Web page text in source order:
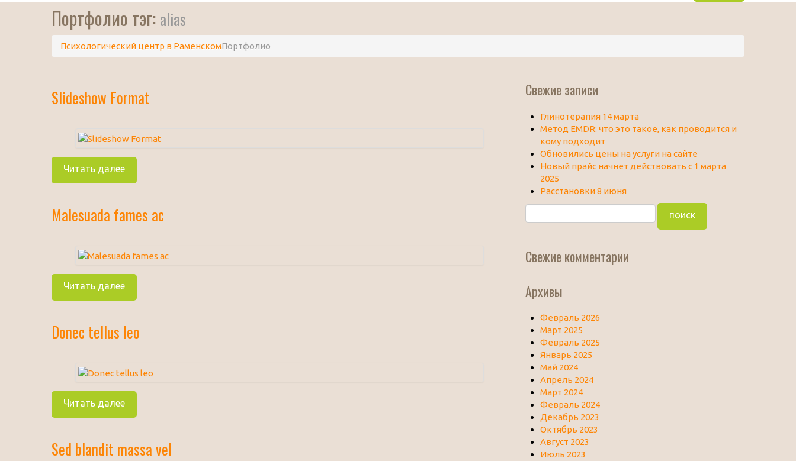
Портфолио тэг: alias
Психологический центр в РаменскомПортфолио
Slideshow Format
Читать далее
Malesuada fames ac
Читать далее
Donec tellus leo
Читать далее
Sed blandit massa vel
Свежие записи
Глинотерапия 14 марта
Метод EMDR: что это такое, как проводится и
кому подходит
Обновились цены на услуги на сайте
Новый прайс начнет действовать с 1 марта
2025
Расстановки 8 июня
Свежие комментарии
Архивы
Февраль 2026
Март 2025
Февраль 2025
Январь 2025
Май 2024
Апрель 2024
Март 2024
Февраль 2024
Декабрь 2023
Октябрь 2023
Август 2023
Июль 2023